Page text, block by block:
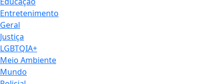
Entretenimento
Geral
Justiça
LGBTQIA+
Meio Ambiente
Mundo